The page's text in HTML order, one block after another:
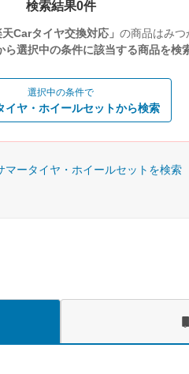
検索結果0件
天Carタイヤ交換対応」 の商品はみつ
ら選択中の条件に該当する商品を検
選択中の条件で
イヤ・ホイールセットから検索
マータイヤ・ホイールセットを検索